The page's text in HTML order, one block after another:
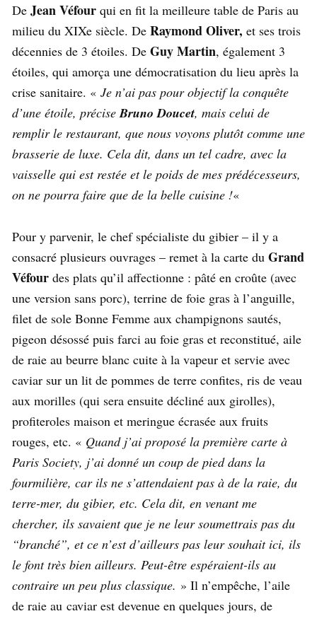
De Jean Véfour qui en fit la meilleure table de Paris au
milieu du XIXe siècle. De Raymond Oliver, et ses trois
décennies de 3 étoiles. De Guy Martin, également 3
étoiles, qui amorça une démocratisation du lieu après la
crise sanitaire. « Je n’ai pas pour objectif la conquête
d’une étoile, préciseBruno Doucet, mais celui de
remplir le restaurant, que nous voyons plutôt comme une
brasserie de luxe. Cela dit, dans un tel cadre, avec la
vaisselle qui est restée et le poids de mes prédécesseurs,
on ne pourra faire que de la belle cuisine !«
Pour y parvenir, le chef spécialiste du gibier – il y a
consacré plusieurs ouvrages – remet à la carte du Grand
Véfour des plats qu’il affectionne : pâté en croûte (avec
une version sans porc), terrine de foie gras à l’anguille,
filet de sole Bonne Femme aux champignons sautés,
pigeon désossé puis farci au foie gras et reconstitué, aile
de raie au beurre blanc cuite à la vapeur et servie avec
caviar sur un lit de pommes de terre confites, ris de veau
aux morilles (qui sera ensuite décliné aux girolles),
profiteroles maison et meringue écrasée aux fruits
rouges, etc. « Quand j’ai proposé la première carte à
Paris Society, j’ai donné un coup de pied dans la
fourmilière, car ils ne s’attendaient pas à de la raie, du
terre-mer, du gibier, etc. Cela dit, en venant me
chercher, ils savaient que je ne leur soumettrais pas du
“branché”, et ce n’est d’ailleurs pas leur souhait ici, ils
le font très bien ailleurs. Peut-être espéraient-ils au
contraire un peu plus classique. » Il n’empêche, l’aile
de raie au caviar est devenue en quelques jours, de